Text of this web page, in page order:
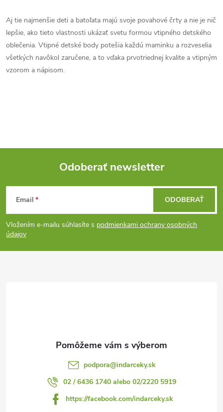
Aj tie najmenšie deti a batoľata majú svoje povahové črty a nie je nič
lepšie, ako tieto vlastnosti ukázať svetu formou vtipného detského
oblečenia. Vtipné detské body potešia každú maminku a rozveselia
všetkých navôkol zaručene, a to vďaka prvotriednej kvalite a vtipným
vzorom a nápisom.
Z
á
p
Odoberať newsletter
Email
Vložením e-mailu súhlasíte s podmienkami ochrany osobných
údajov
ODOBERAŤ
podpora@indarceky.sk
02 / 6436 1740 alebo 02/2220 5919
https://facebook.com/indarceky.sk